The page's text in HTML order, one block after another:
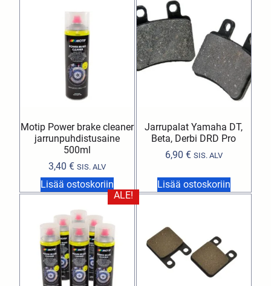
Motip Power brake cleaner
jarrunpuhdistusaine
500ml
3,40€ SIS. ALV
Lisää ostoskoriin
Jarrupalat Yamaha DT,
Beta, Derbi DRD Pro
6,90 € SIS. ALV
Lisää ostoskoriin
ALE!